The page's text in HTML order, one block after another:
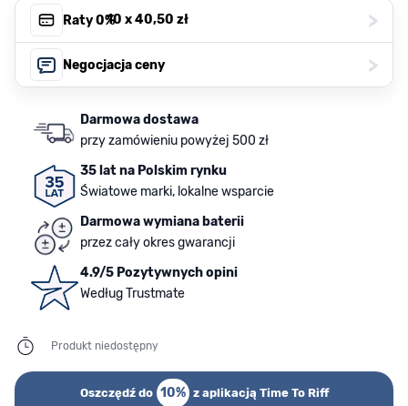
Raty 0%, 10 x40,50 zł >
Negocjacja ceny >
Darmowa dostawa
przy zamówieniu powyżej 500 zł
35 lat na Polskim rynku
Światowe marki, lokalne wsparcie
Darmowa wymiana baterii
przez cały okres gwarancji
4.9/5 Pozytywnych opini
Według Trustmate
Produkt niedostępny
Oszczędź do 10% z aplikacją Time To Riff